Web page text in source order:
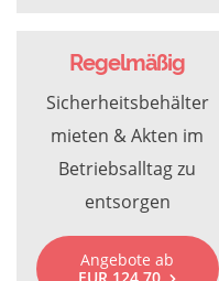
Regelmäßig
Sicherheitsbehälter
mieten & Akten im
Betriebsalltag zu
entsorgen
Angebote ab